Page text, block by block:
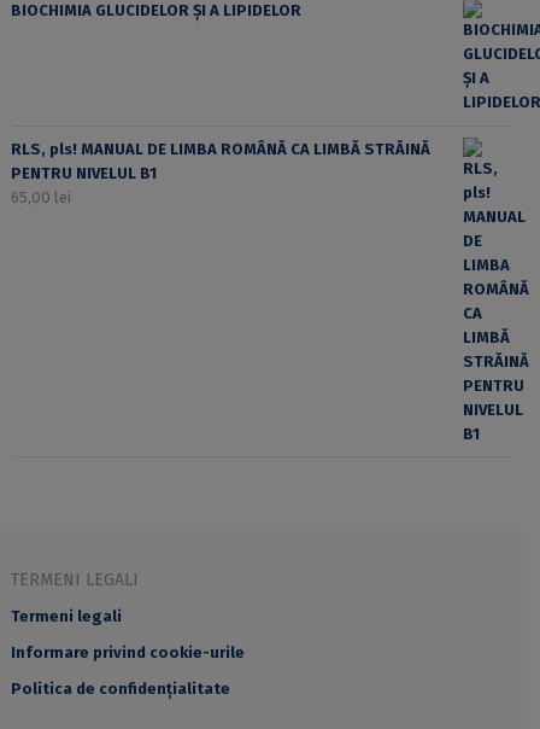
BIOCHIMIA GLUCIDELOR ȘI A LIPIDELOR
RLS, pls! MANUAL DE LIMBA ROMÂNĂ CA LIMBĂ STRĂINĂ
PENTRU NIVELUL B1
65,00 lei
TERMENI LEGALI
Termeni legali
Informare privind cookie-urile
Politica de confidențialitate